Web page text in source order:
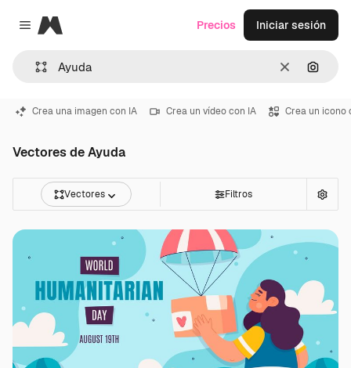
Close menu
Magnific
Borrar
Precios Iniciar sesión
Crea una imagen con IA Crea un vídeo con IA Crea un icono
Vectores de Ayuda
Vectores Filtros